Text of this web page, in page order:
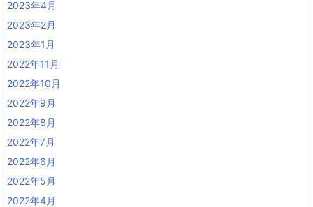
2023年4月
2023年2月
2023年1月
2022年11月
2022年10月
2022年9月
2022年8月
2022年7月
2022年6月
2022年5月
2022年4月